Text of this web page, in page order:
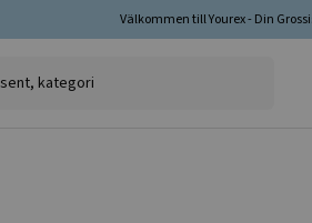
Välkommen till Yourex - Din